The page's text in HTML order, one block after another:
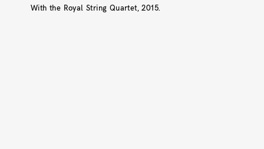
With the Royal String Quartet, 2015.